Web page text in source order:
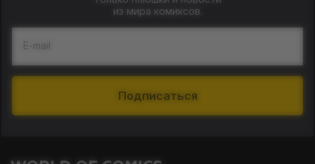
из мира комиксов.
E-mail
Подписаться